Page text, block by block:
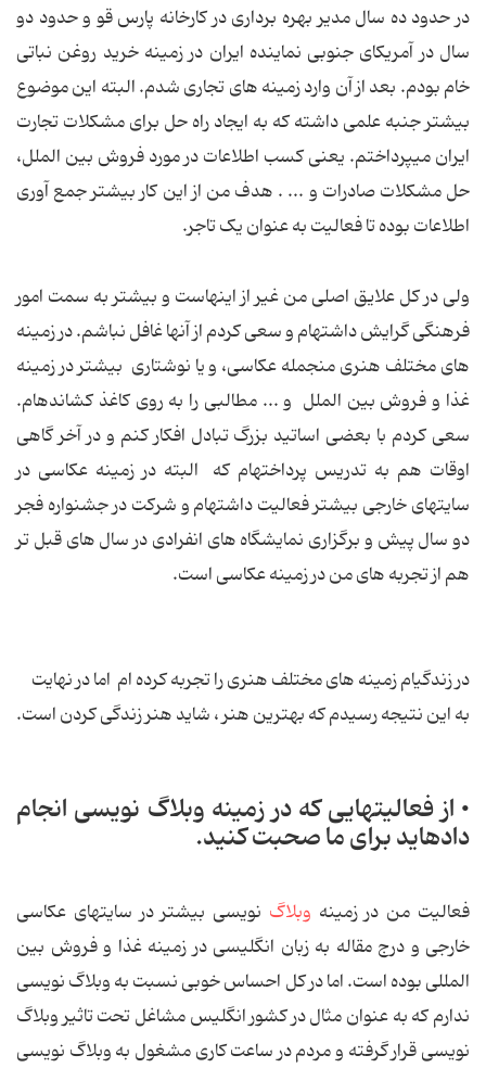
در حدود ده سال مدیر بهره برداری در کارخانه پارس قو و حدود دو
سال در آمریکای جنوبی نماینده ایران در زمینه خرید روغن نباتی
خام بودم. بعد از آن وارد زمینه های تجاری شدم. البته این موضوع
بیشتر جنبه علمی داشته که به ایجاد راه حل برای مشکلات تجارت
ایران می‏پرداختم. یعنی کسب اطلاعات در مورد فروش بین الملل،
حل مشکلات صادرات و ... . هدف من از این کار بیشتر جمع آوری
اطلاعات بوده تا فعالیت به عنوان یک تاجر.
ولی در کل علایق اصلی من غیر از این‏هاست و بیشتر به سمت امور
فرهنگی گرایش داشته‏ام و سعی کردم از آنها غافل نباشم. در زمینه
های مختلف هنری منجمله عکاسی، و یا نوشتاری بیشتر در زمینه
غذا و فروش بین الملل و ... مطالبی را به روی کاغذ کشانده‏ام.
سعی کردم با بعضی اساتید بزرگ تبادل افکار کنم و در آخر گاهی
اوقات هم به تدریس پرداخته‏ام که البته در زمینه عکاسی در
سایت‏های خارجی بیشتر فعالیت داشته‏ام و شرکت در جشنواره فجر
دو سال پیش و برگزاری نمایشگاه های انفرادی در سال های قبل تر
هم از تجربه ‏های من در زمینه عکاسی است.
در زندگی‏ام زمینه های مختلف هنری را تجربه کرده ام اما در نهایت
به این نتیجه رسیدم که بهترین هنر ، شاید هنر زندگی کردن است.
• از فعالیت‏هایی که در زمینه وبلاگ نویسی انجام
داده‏اید برای ما صحبت کنید.
فعالیت من در زمینه وبلاگ نویسی بیشتر در سایت‏های عکاسی
خارجی و درج مقاله به زبان انگلیسی در زمینه غذا و فروش بین
المللی بوده است. اما در کل احساس خوبی نسبت به وبلاگ نویسی
ندارم که به عنوان مثال در کشور انگلیس مشاغل تحت تاثیر وبلاگ
نویسی قرار گرفته و مردم در ساعت کاری مشغول به وبلاگ نویسی